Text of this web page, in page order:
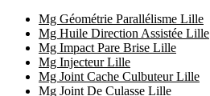
Mg Géométrie Parallélisme Lille
Mg Huile Direction Assistée Lille
Mg Impact Pare Brise Lille
Mg Injecteur Lille
Mg Joint Cache Culbuteur Lille
Mg Joint De Culasse Lille